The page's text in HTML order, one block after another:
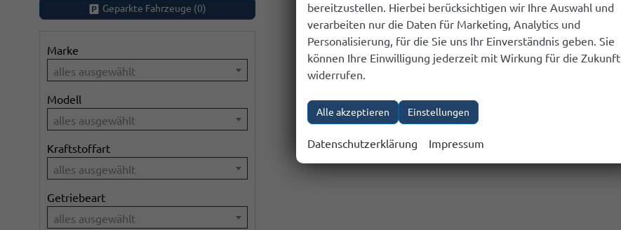
Geparkte Fahrzeuge (0)
Marke
alles ausgewählt
Modell
alles ausgewählt
Kraftstoffart
alles ausgewählt
Getriebeart
alles ausgewählt
bereitzustellen. Hierbei berücksichtigen wir Ihre Auswahl und
verarbeiten nur die Daten für Marketing, Analytics und
Personalisierung, für die Sie uns Ihr Einverständnis geben. Sie
können Ihre Einwilligung jederzeit mit Wirkung für die Zukunft
widerrufen.
Alle akzeptieren Einstellungen
Datenschutzerklärung Impressum